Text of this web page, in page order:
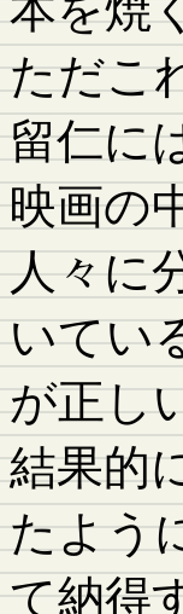
ただこ
留仁に
映画の
人々に
いてい
が正し
結果的
たよう
て納得